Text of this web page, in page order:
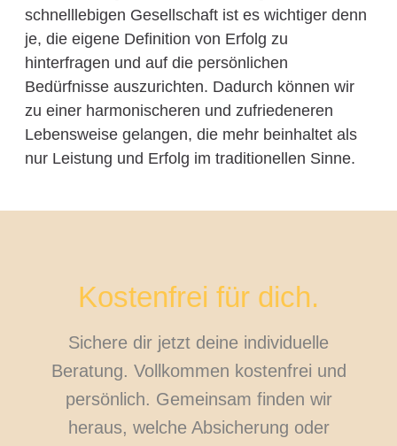
schnelllebigen Gesellschaft ist es wichtiger denn
je, die eigene Definition von Erfolg zu
hinterfragen und auf die persönlichen
Bedürfnisse auszurichten. Dadurch können wir
zu einer harmonischeren und zufriedeneren
Lebensweise gelangen, die mehr beinhaltet als
nur Leistung und Erfolg im traditionellen Sinne.
Kostenfrei für dich.
Sichere dir jetzt deine individuelle
Beratung. Vollkommen kostenfrei und
persönlich. Gemeinsam finden wir
heraus, welche Absicherung oder